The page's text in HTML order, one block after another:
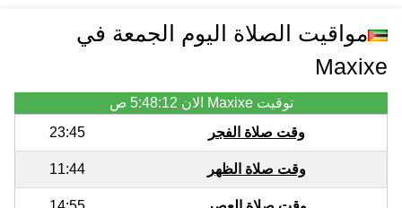
مواقيت الصلاة اليوم الجمعة في
Maxixe
توقيت Maxixe الان
5:48:12 ص
وقت صلاة الفجر
23:45
وقت صلاة الظهر 11:44